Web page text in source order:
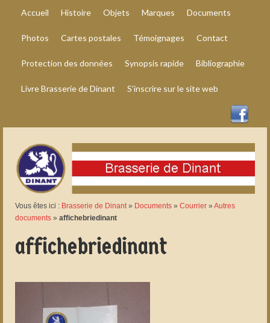
Accueil Histoire Objets Marques Documents
Photos Cartes postales Témoignages Contact
Protection des données Synopsis rapide Bibliographie
Livre Brasserie de Dinant S’inscrire sur le site web
Vous êtes ici : Brasserie de Dinant» Documents » Courrier » Autres
documents » affichebriedinant
affichebriedinant